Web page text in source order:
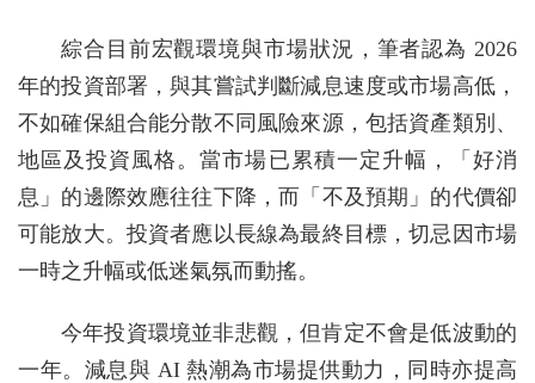
綜合目前宏觀環境與市場狀況，筆者認為 2026
年的投資部署，與其嘗試判斷減息速度或市場高低，
不如確保組合能分散不同風險來源，包括資產類別、
地區及投資風格。當市場已累積一定升幅，「好消
息」的邊際效應往往下降，而「不及預期」的代價卻
可能放大。投資者應以長線為最終目標，切忌因市場
一時之升幅或低迷氣氛而動搖。
今年投資環境並非悲觀，但肯定不會是低波動的
一年。減息與 AI 熱潮為市場提供動力，同時亦提高